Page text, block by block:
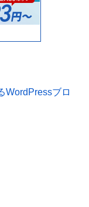
WordPressブロ